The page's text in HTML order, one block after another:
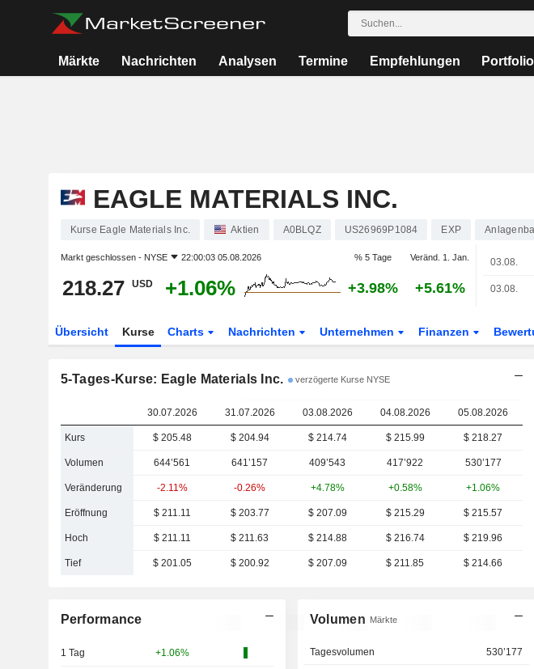
Märkte Nachrichten Analysen Termine Empfehlungen
EAGLE MATERIALS INC.
Kurse Eagle Materials Inc. Aktien A0BLQZ US26969P1084 EXP
Markt geschlossen - NYSE 22:00:03 05.08.2026 % 5 Tage Veränd. 1. Jan.
218.27 USD +1.06% +3.98% +5.61%
03.08.
03.08.
Übersicht Kurse Charts Nachrichten Unternehmen Finanzen
5-Tages-Kurse: Eagle Materials Inc. verzögerte Kurse NYSE
30.07.2026 31.07.2026 03.08.2026 04.08.2026 05.08.2026
Kurs $ 205.48 $ 204.94 $ 214.74 $ 215.99 $ 218.27
Volumen 644’561 641’157 409’543 417’922 530’177
Veränderung -2.11% -0.26% +4.78% +0.58% +1.06%
Eröffnung $ 211.11 $ 203.77 $ 207.09 $ 215.29 $ 215.57
Hoch $ 211.11 $ 211.63 $ 214.88 $ 216.74 $ 219.96
Tief $ 201.05 $ 200.92 $ 207.09 $ 211.85 $ 214.66
Performance
1 Tag +1.06%
Volumen Märkte
Tagesvolumen 530’177